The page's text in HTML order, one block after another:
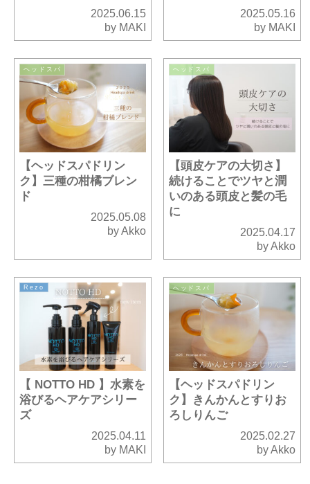
2025.06.15
by MAKI
2025.05.16
by MAKI
ヘッドスパ
【ヘッドスパドリン
ク】三種の柑橘ブレン
ド
2025.05.08
by Akko
ヘッドスパ
【頭皮ケアの大切さ】
続けることでツヤと潤
いのある頭皮と髪の毛
に
2025.04.17
by Akko
Rezo
【 NOTTO HD 】水素を
浴びるヘアケアシリー
ズ
2025.04.11
by MAKI
ヘッドスパ
【ヘッドスパドリン
ク】きんかんとすりお
ろしりんご
2025.02.27
by Akko